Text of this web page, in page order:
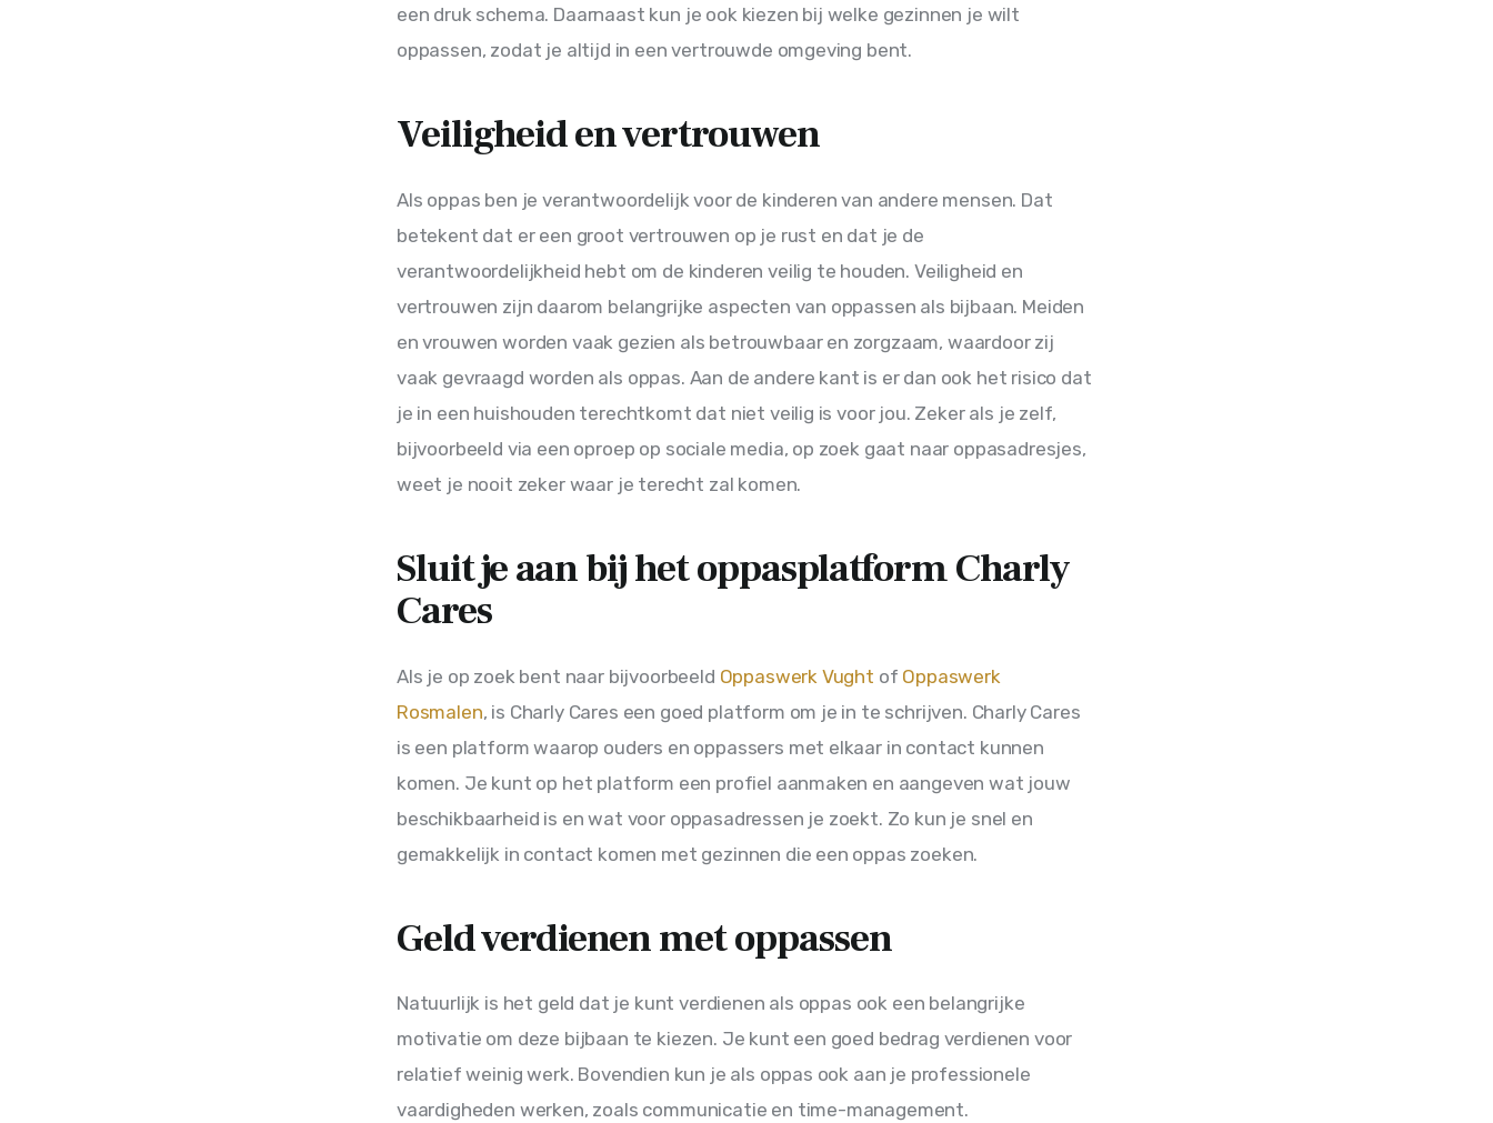
een druk schema. Daarnaast kun je ook kiezen bij welke gezinnen je wilt
oppassen, zodat je altijd in een vertrouwde omgeving bent.
Veiligheid en vertrouwen
Als oppas ben je verantwoordelijk voor de kinderen van andere mensen. Dat
betekent dat er een groot vertrouwen op je rust en dat je de
verantwoordelijkheid hebt om de kinderen veilig te houden. Veiligheid en
vertrouwen zijn daarom belangrijke aspecten van oppassen als bijbaan. Meiden
en vrouwen worden vaak gezien als betrouwbaar en zorgzaam, waardoor zij
vaak gevraagd worden als oppas. Aan de andere kant is er dan ook het risico dat
je in een huishouden terechtkomt dat niet veilig is voor jou. Zeker als je zelf,
bijvoorbeeld via een oproep op sociale media, op zoek gaat naar oppasadresjes,
weet je nooit zeker waar je terecht zal komen.
Sluit je aan bij het oppasplatform Charly
Cares
Als je op zoek bent naar bijvoorbeeld Oppaswerk Vught of Oppaswerk
Rosmalen, is Charly Cares een goed platform om je in te schrijven. Charly Cares
is een platform waarop ouders en oppassers met elkaar in contact kunnen
komen. Je kunt op het platform een profiel aanmaken en aangeven wat jouw
beschikbaarheid is en wat voor oppasadressen je zoekt. Zo kun je snel en
gemakkelijk in contact komen met gezinnen die een oppas zoeken.
Geld verdienen met oppassen
Natuurlijk is het geld dat je kunt verdienen als oppas ook een belangrijke
motivatie om deze bijbaan te kiezen. Je kunt een goed bedrag verdienen voor
relatief weinig werk. Bovendien kun je als oppas ook aan je professionele
vaardigheden werken, zoals communicatie en time-management.